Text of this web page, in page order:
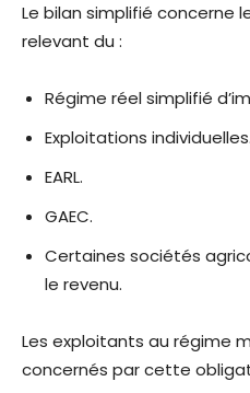
Le bilan simplifié concerne
relevant du :
Régime réel simplifié
Exploitations individuelles.
EARL.
GAEC.
Certaines sociétés
le revenu.
Les exploitants au régime
concernés par cette